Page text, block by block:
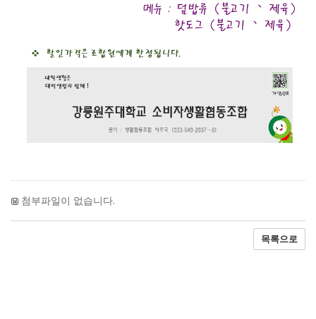
첨부파일이 없습니다.
목록으로